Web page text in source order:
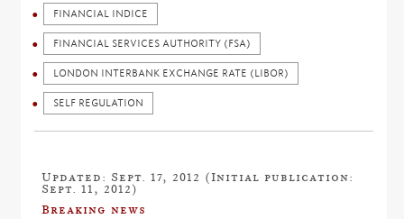
FINANCIAL INDICE
FINANCIAL SERVICES AUTHORITY (FSA)
LONDON INTERBANK EXCHANGE RATE (LIBOR)
SELF REGULATION
Updated: Sept. 17, 2012 (Initial publication:
Sept. 11, 2012)
Breaking news